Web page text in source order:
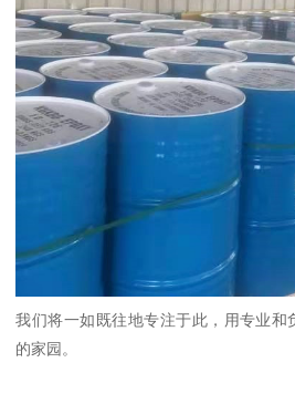
我们将一如既往地专注于此，用专业和
的家园。